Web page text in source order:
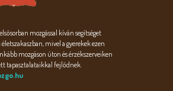
mozgással kíván segítséget
mivel a gyerekek ezen
mozgáson úton és érzékszerveiken
tapasztalataikkal fejlődnek.